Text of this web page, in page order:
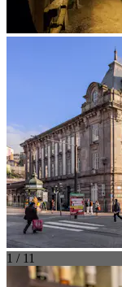
1 / 11